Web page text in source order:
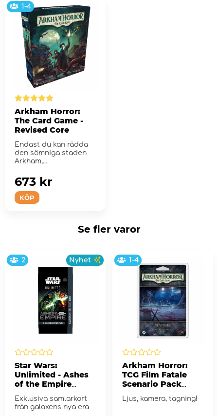
1-4
Arkham Horror:
The Card Game -
Revised Core
Endast du kan rädda
den sömniga staden
Arkham,
KÖP
673 kr
Se fler varor
2 Nyhet
Star Wars:
Unlimited - Ashes
of the Empire
Pack
Exklusiva samlarkort
från galaxens nya era
1-4
Arkham Horror:
TCG Film Fatale
Scenario Pack
Ljus, kamera, tagning!